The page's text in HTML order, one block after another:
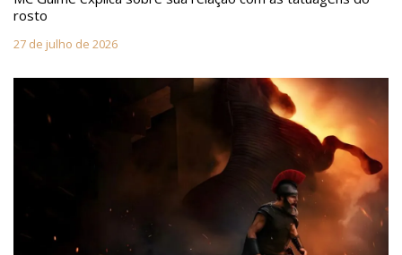
rosto
27 de julho de 2026